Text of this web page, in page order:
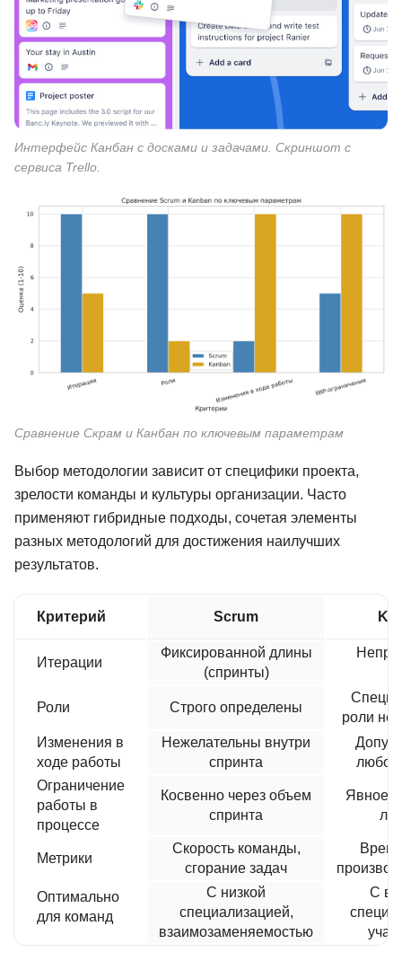
Интерфейс Канбан с досками и задачами. Скриншот с
сервиса Trello.
Сравнение Скрам и Канбан по ключевым параметрам
Выбор методологии зависит от специфики проекта,
зрелости команды и культуры организации. Часто
применяют гибридные подходы, сочетая элементы
разных методологий для достижения наилучших
результатов.
Критерий Scrum
Итерации
Фиксированной длины
(спринты)
Роли Строго определены
роли не
Изменения в
ходе работы
Нежелательны внутри
спринта
Ограничение
работы в
процессе
Косвенно через объем
спринта
Явное
Метрики
Скорость команды,
сгорание задач
Оптимально
для команд
С низкой
специализацией,
взаимозаменяемостью
С